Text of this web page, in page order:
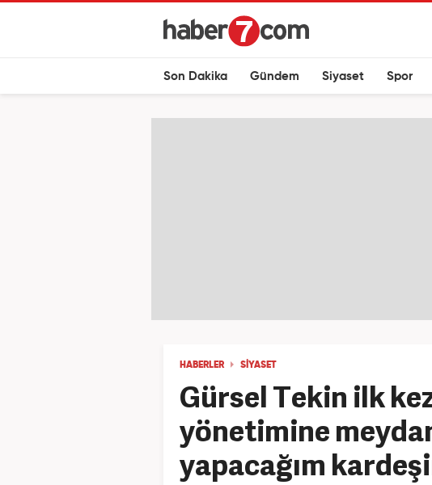
Son Dakika Gündem Siyaset Spor
HABERLER SİYASET
Gürsel Tekin ilk
yönetimine
yapacağım